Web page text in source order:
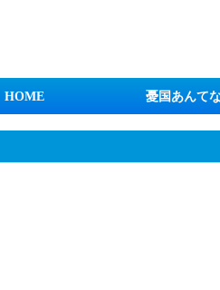
HOME 憂国あんて